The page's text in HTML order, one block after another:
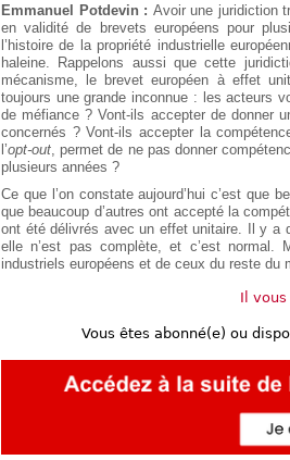
Emmanuel Potdevin : Avoir une juridiction
en validité de brevets européens pour
l’histoire de la propriété industrielle
haleine. Rappelons aussi que cette
mécanisme, le brevet européen à effet
toujours une grande inconnue : les acteurs
de méfiance ? Vont-ils accepter de donner
concernés ? Vont-ils accepter la
l’opt-out , permet de ne pas donner
plusieurs années ?
Ce que l’on constate aujourd’hui c’est que
que beaucoup d’autres ont accepté la
ont été délivrés avec un effet unitaire. Il y a
elle n’est pas complète, et c’est
industriels européens et de ceux du reste du
Il
Vous êtes abonné(e) ou